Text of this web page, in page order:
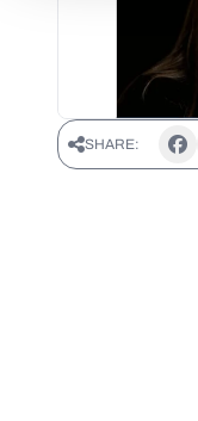
SHARE: